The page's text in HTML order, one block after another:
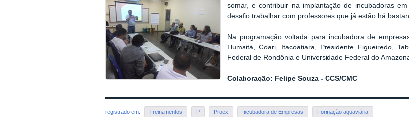
somar, e contribuir na implantação de incubadoras
desafio trabalhar com professores que já estão há
Na programação voltada para incubadora de
Humaitá, Coari, Itacoatiara, Presidente Figueiredo,
Federal de Rondônia e Universidade Federal do
Colaboração: Felipe Souza - CCS/CMC
registrado em: Treinamentos P Proex Incubadora de Empresas Formação aquaviária